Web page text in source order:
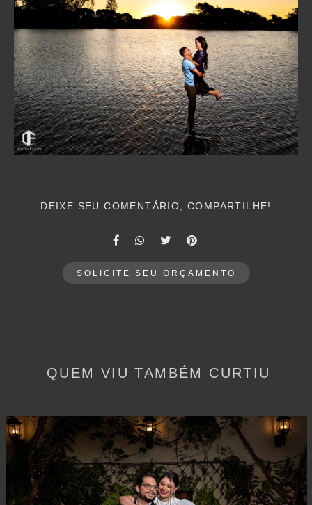
DEIXE SEU COMENTÁRIO, COMPARTILHE!
SOLICITE SEU ORÇAMENTO
QUEM VIU TAMBÉM CURTIU